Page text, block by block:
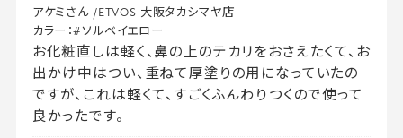
アケミさん /ETVOS 大阪タカシマヤ店
カラー：#ソルベイエロー
お化粧直しは軽く、鼻の上のテカリをおさえたくて、お
出かけ中はつい、重ねて厚塗りの用になっていたの
ですが、これは軽くて、すごくふんわりつくので使って
良かったです。